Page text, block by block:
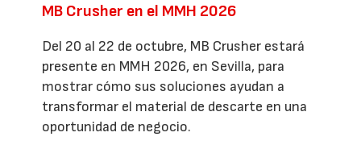
MB Crusher en el MMH 2026
Del 20 al 22 de octubre, MB Crusher estará
presente en MMH 2026, en Sevilla, para
mostrar cómo sus soluciones ayudan a
transformar el material de descarte en una
oportunidad de negocio.